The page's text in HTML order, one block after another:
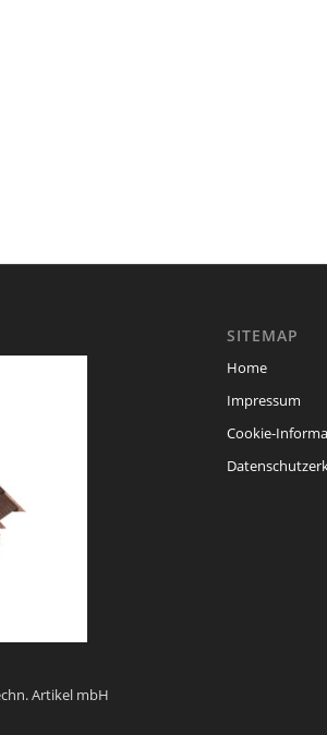
Artikel mbH
SITEMAP
Home
Impressum
Cookie-